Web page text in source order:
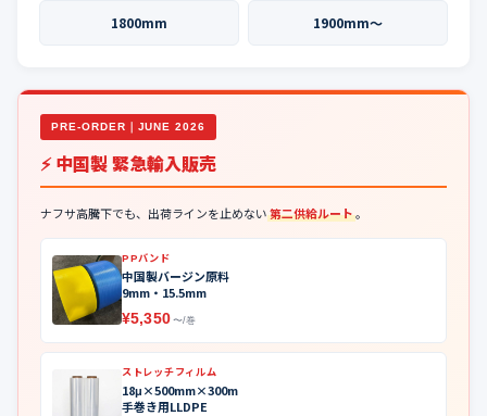
1800mm 1900mm〜
PRE-ORDER｜JUNE 2026
⚡ 中国製 緊急輸入販売
ナフサ高騰下でも、出荷ラインを止めない第二供給ルート。
PPバンド
中国製バージン原料
9mm・15.5mm
¥5,350 〜/巻
ストレッチフィルム
18μ×500mm×300m
手巻き用LLDPE